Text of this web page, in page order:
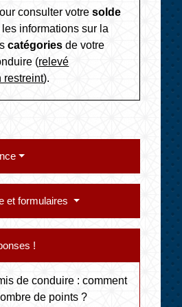
consulter votresolde
les informations sur la
catégories de votre
(relevé
restreint).
et formulaires
!
de conduire : comment
de points ?